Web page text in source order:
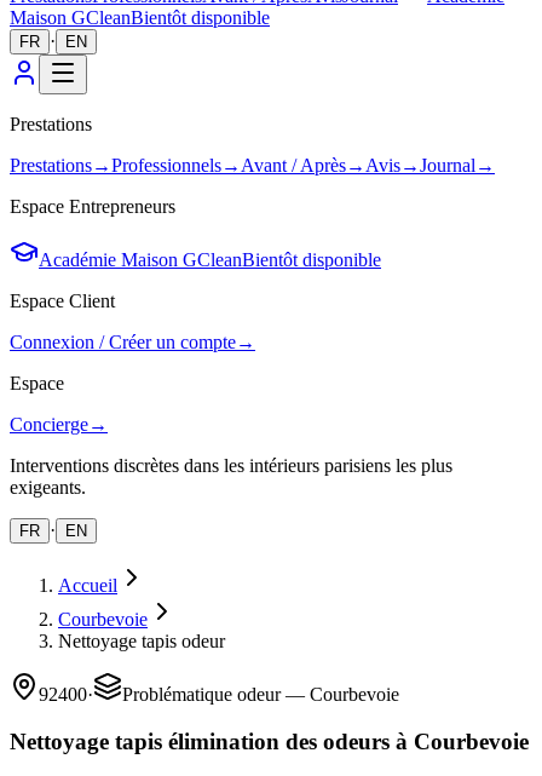
Maison GCleanBientôt disponible
FR · EN
Prestations
Prestations→Professionnels→ Avant / Après→ Avis→Journal →
Espace Entrepreneurs
Académie Maison GCleanBientôt disponible
Espace Client
Connexion / Créer un compte→
Espace
Concierge→
Interventions discrètes dans les intérieurs parisiens les plus
exigeants.
FR · EN
Accueil
Courbevoie
Nettoyage tapis odeur
92400· Problématique odeur — Courbevoie
Nettoyage tapis élimination des odeurs à Courbevoie